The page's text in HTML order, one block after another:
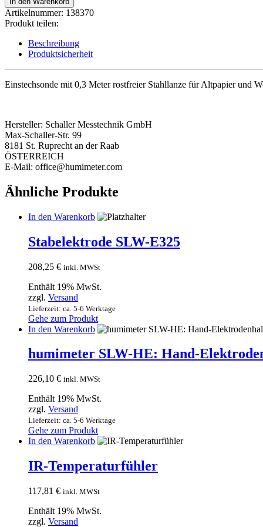
humimeter
RP6
Menge
Artikelnummer: 138370
Produkt teilen:
Beschreibung
Produktsicherheit
Einstechsonde mit 0,3 Meter rostfreier Stahllanze für Altpapier und
Hersteller: Schaller Messtechnik GmbH
Max-Schaller-Str. 99
8181 St. Ruprecht an der Raab
ÖSTERREICH
E-Mail: office@humimeter.com
Ähnliche Produkte
In den Warenkorb
Stabelektrode SLW-E325
208,25 € inkl. MWSt
Enthält 19% MwSt.
zzgl. Versand
Lieferzeit: ca. 5-6 Werktage
Gehe zum Produkt
In den Warenkorb
humimeter SLW-HE: Hand-
226,10 € inkl. MWSt
Enthält 19% MwSt.
zzgl. Versand
Lieferzeit: ca. 5-6 Werktage
Gehe zum Produkt
In den Warenkorb
IR-Temperaturfühler
117,81 € inkl. MWSt
Enthält 19% MwSt.
zzgl. Versand